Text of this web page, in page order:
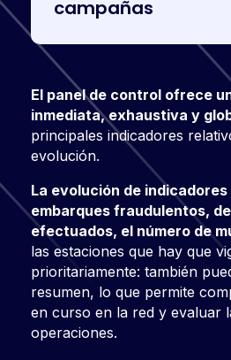
campañas
El panel de control ofrece
inmediata, exhaustiva y
principales indicadores
evolución.
La evolución de
embarques fraudulentos,
efectuados, el número de
las estaciones que hay que
prioritariamente: también
resumen, lo que permite
en curso en la red y evaluar
operaciones.
Con Fraud Tracker, puedes
cuándo se produce un alto
como la ubicación de los
Así puedes
planificar la ruta
control para que sea lo
Las previsiones en tiempo
fraude previstos por
permiten planificar la ruta de
control en curso.
En Fraud Tracker no solo
evolución del fraude, sino
para combatirlo, es decir,
multas impuestas y las
Podráconocer con
defraudadores, la tasa de
de las operaciones de
hora, día, línea y estación e
con el mayor número de
tasa de recuperación óptima
operaciones de control.
El módulo “Próximas
organizar eficazmente la
fraude sobre el terreno.